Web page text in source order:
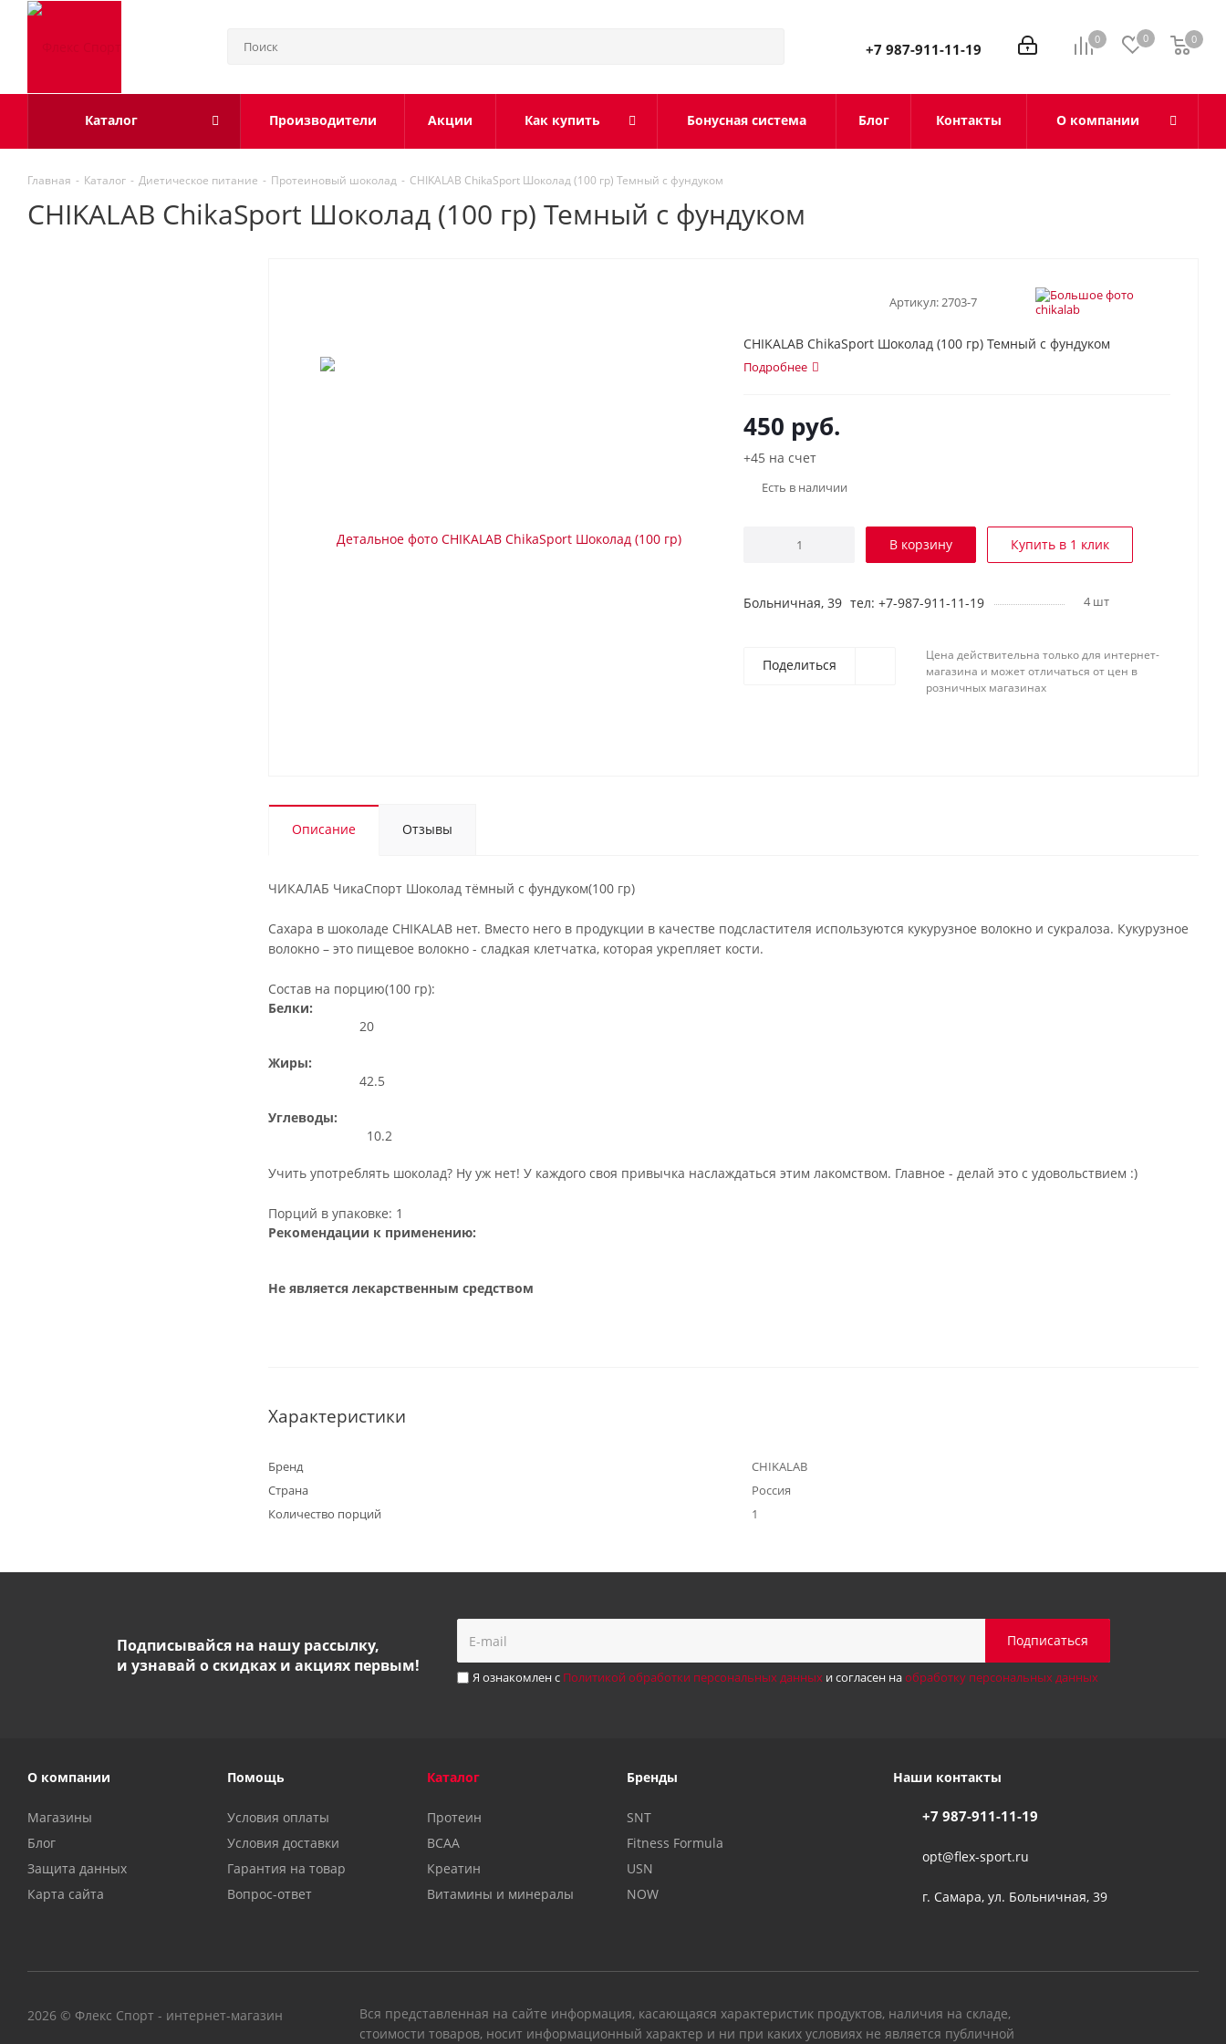
0 0 0
0
+7 987-911-11-19
Каталог Производители Акции Как купить Бонусная система Блог Контакты О компании
Главная - Каталог - Диетическое питание - Протеиновый шоколад - CHIKALAB ChikaSport Шоколад (100 гр) Темный с фундуком
CHIKALAB ChikaSport Шоколад (100 гр) Темный с фундуком
Артикул:2703-7
CHIKALAB ChikaSport Шоколад (100 гр) Темный с фундуком
Подробнее
450 руб.
+45 на счет
Есть в наличии
В корзину Купить в 1 клик
Больничная, 39 тел: +7-987-911-11-19 4 шт
Поделиться
Цена действительна только для интернет-
магазина и может отличаться от цен в
розничных магазинах
Описание Отзывы
ЧИКАЛАБ ЧикаСпорт Шоколад тёмный с фундуком(100 гр)
Сахара в шоколаде CHIKALAB нет. Вместо него в продукции в качестве подсластителя используются кукурузное волокно и сукралоза. Кукурузное
волокно – это пищевое волокно - сладкая клетчатка, которая укрепляет кости.
Состав на порцию(100 гр):
Белки:
20
Жиры:
42.5
Углеводы:
10.2
Учить употреблять шоколад? Ну уж нет! У каждого своя привычка наслаждаться этим лакомством. Главное - делай это с удовольствием :)
Порций в упаковке: 1
Рекомендации к применению:
Не является лекарственным средством
Характеристики
Бренд
CHIKALAB
Страна
Россия
Количество порций
1
Подписывайся на нашу рассылку,
и узнавай о скидках и акциях первым!
Я ознакомлен с Политикой обработки персональных данныхи согласен наобработку персональных данных
О компании
Магазины
Блог
Защита данных
Карта сайта
Помощь
Условия оплаты
Условия доставки
Гарантия на товар
Вопрос-ответ
Каталог
Протеин
BCAA
Креатин
Витамины и минералы
Бренды
SNT
Fitness Formula
USN
NOW
Наши контакты
+7 987-911-11-19
opt@flex-sport.ru
г. Самара, ул. Больничная, 39
2026 © Флекс Спорт - интернет-магазин
Вся представленная на сайте информация, касающаяся характеристик продуктов, наличия на складе,
стоимости товаров, носит информационный характер и ни при каких условиях не является публичной